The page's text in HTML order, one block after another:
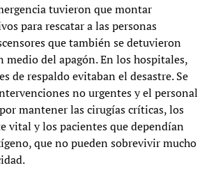
tuvieron que montar
para rescatar a las personas
que también se detuvieron
del apagón. En los hospitales,
de respaldo evitaban el desastre. Se
no urgentes y el personal
mantener las cirugías críticas, los
vital y los pacientes que dependían
que no pueden sobrevivir mucho